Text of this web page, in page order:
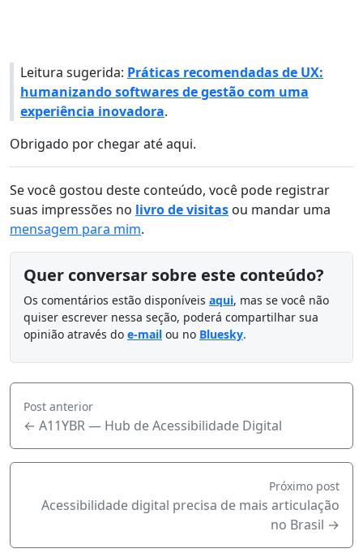
Leitura sugerida: Práticas recomendadas de UX:
humanizando softwares de gestão com uma
experiência inovadora.
Obrigado por chegar até aqui.
Se você gostou deste conteúdo, você pode registrar
suas impressões no livro de visitas ou mandar uma
mensagem para mim.
Quer conversar sobre este conteúdo?
Os comentários estão disponíveis aqui, mas se você não
quiser escrever nessa seção, poderá compartilhar sua
opinião através do e-mail ou no Bluesky.
Post anterior
← A11YBR — Hub de Acessibilidade Digital
Próximo post
Acessibilidade digital precisa de mais articulação
no Brasil →